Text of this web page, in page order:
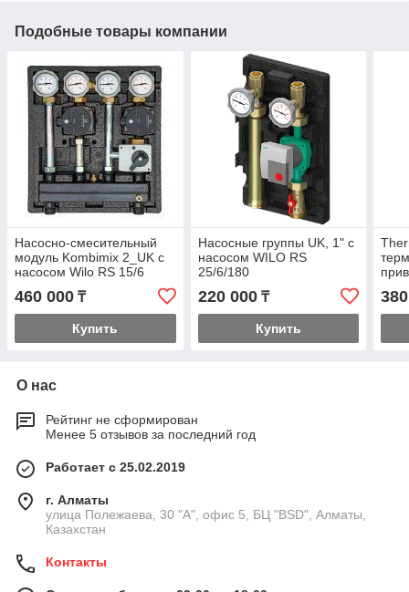
Подобные товары компании
Насосно-смесительный
модуль Kombimix 2_UK с
насосом Wilo RS 15/6
460 000 ₸
Купить
Насосные группы UK, 1" с
насосом WILO RS
25/6/180
220 000₸
Купить
°С
О нас
Рейтинг не сформирован
Менее 5 отзывов за последний год
Работает с 25.02.2019
г. Алматы
улица Полежаева, 30 "А", офис 5, БЦ "BSD", Алматы,
Казахстан
Контакты